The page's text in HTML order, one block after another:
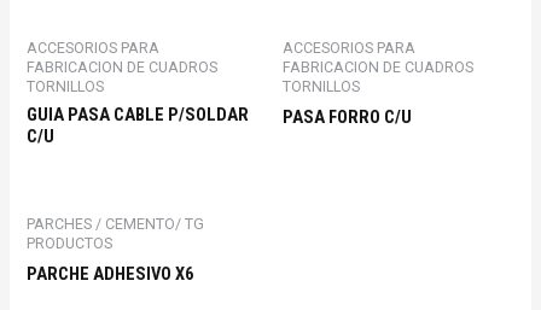
ACCESORIOS PARA
FABRICACION DE CUADROS
TORNILLOS
GUIA PASA CABLE P/SOLDAR
C/U
ACCESORIOS PARA
FABRICACION DE CUADROS
TORNILLOS
PASA FORRO C/U
PARCHES / CEMENTO/ TG
PRODUCTOS
PARCHE ADHESIVO X6